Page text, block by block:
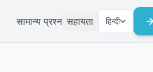
सामान्य प्रश्न सहायता हिन्दी